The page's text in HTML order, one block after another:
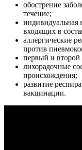
обострение
течение;
индивидуальная
входящих в
аллергические
против
первый и второй
лихорадочные
происхождения;
развитие
вакцинации.